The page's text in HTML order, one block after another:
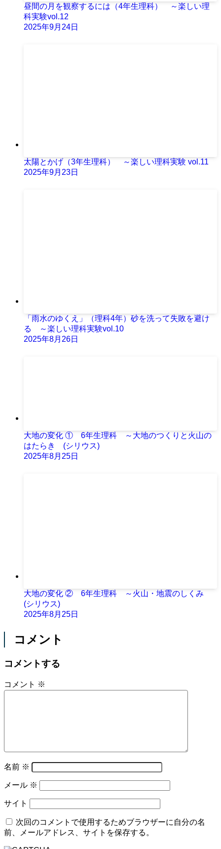
昼間の月を観察するには（4年生理科） ～楽しい理
科実験vol.12
2025年9月24日
太陽とかげ（3年生理科） ～楽しい理科実験 vol.11
2025年9月23日
「雨水のゆくえ」（理科4年）砂を洗って失敗を避け
る ～楽しい理科実験vol.10
2025年8月26日
大地の変化 ① 6年生理科 ～大地のつくりと火山の
はたらき (シリウス)
2025年8月25日
大地の変化 ② 6年生理科 ～火山・地震のしくみ
(シリウス)
2025年8月25日
コメント
コメントする
コメント ※
名前 ※
メール ※
サイト
次回のコメントで使用するためブラウザーに自分の名
前、メールアドレス、サイトを保存する。